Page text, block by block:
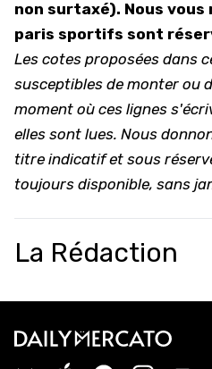
non surtaxé). Nous vous
paris sportifs sont
Les cotes proposées dans
susceptibles de monter ou
moment où ces lignes
elles sont lues. Nous
titre indicatif et sous
toujours disponible, sans
La Rédaction